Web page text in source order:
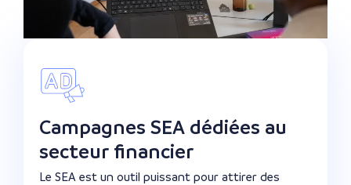
Campagnes SEA dédiées au
secteur financier
Le SEA est un outil puissant pour attirer des